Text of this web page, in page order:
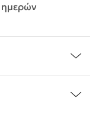
ημερών